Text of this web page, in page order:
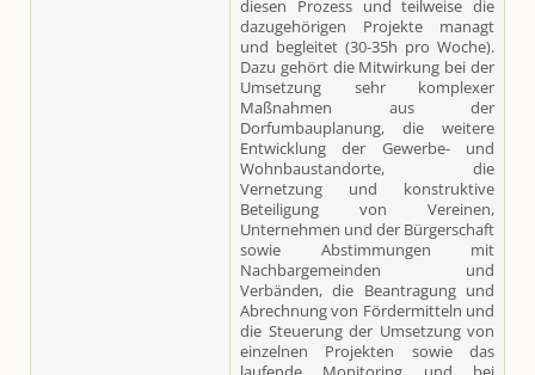
diesen Prozess und teilweise die
dazugehörigen Projekte managt
und begleitet (30-35h pro Woche).
Dazu gehört die Mitwirkung bei der
Umsetzung sehr komplexer
Maßnahmen aus der
Dorfumbauplanung, die weitere
Entwicklung der Gewerbe- und
Wohnbaustandorte, die
Vernetzung und konstruktive
Beteiligung von Vereinen,
Unternehmen und der Bürgerschaft
sowie Abstimmungen mit
Nachbargemeinden und
Verbänden, die Beantragung und
Abrechnung von Fördermitteln und
die Steuerung der Umsetzung von
einzelnen Projekten sowie das